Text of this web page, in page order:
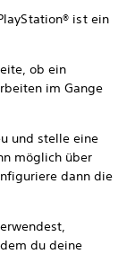
ist ein
ob ein
im Gange
und stelle eine
möglich über
dann die
du deine